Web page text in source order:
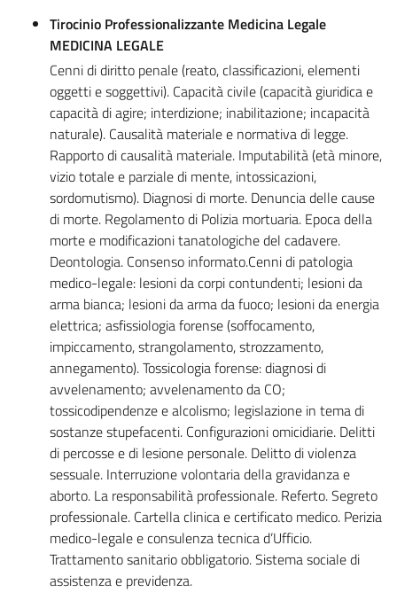
Tirocinio Professionalizzante Medicina Legale
MEDICINA LEGALE
Cenni di diritto penale (reato, classificazioni, elementi
oggetti e soggettivi). Capacità civile (capacità giuridica e
capacità di agire; interdizione; inabilitazione; incapacità
naturale). Causalità materiale e normativa di legge.
Rapporto di causalità materiale. Imputabilità (età minore,
vizio totale e parziale di mente, intossicazioni,
sordomutismo). Diagnosi di morte. Denuncia delle cause
di morte. Regolamento di Polizia mortuaria. Epoca della
morte e modificazioni tanatologiche del cadavere.
Deontologia. Consenso informato.Cenni di patologia
medico-legale: lesioni da corpi contundenti; lesioni da
arma bianca; lesioni da arma da fuoco; lesioni da energia
elettrica; asfissiologia forense (soffocamento,
impiccamento, strangolamento, strozzamento,
annegamento). Tossicologia forense: diagnosi di
avvelenamento; avvelenamento da CO;
tossicodipendenze e alcolismo; legislazione in tema di
sostanze stupefacenti. Configurazioni omicidiarie. Delitti
di percosse e di lesione personale. Delitto di violenza
sessuale. Interruzione volontaria della gravidanza e
aborto. La responsabilità professionale. Referto. Segreto
professionale. Cartella clinica e certificato medico. Perizia
medico-legale e consulenza tecnica d’Ufficio.
Trattamento sanitario obbligatorio. Sistema sociale di
assistenza e previdenza.